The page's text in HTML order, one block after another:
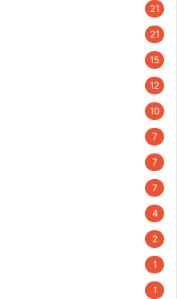
21
21
15
12
10
7
7
7
4
2
1
1